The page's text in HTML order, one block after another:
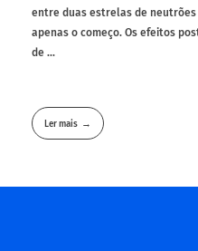
entre duas estrelas de neutrões
apenas o começo. Os efeitos
de ...
Ler mais